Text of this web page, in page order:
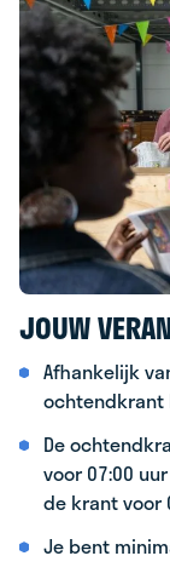
JOUW
Afhankelijk
ochtendkrant
De
voor 07:00
de krant voor
Je bent